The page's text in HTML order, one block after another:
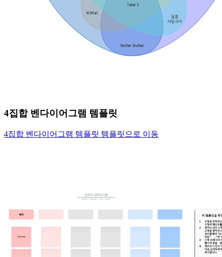
4집합 벤다이어그램 템플릿
4집합 벤다이어그램 템플릿 템플릿으로 이동